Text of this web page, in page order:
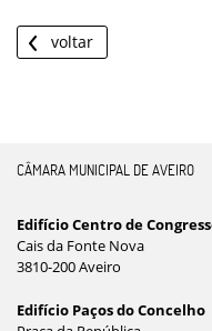
voltar
CÂMARA MUNICIPAL DE AVEIRO
Edifício Centro de
Cais da Fonte Nova
3810-200 Aveiro
Edifício Paços do Concelho